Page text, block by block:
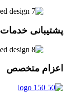
پشتیبانی خدمات
اعزام متخصص